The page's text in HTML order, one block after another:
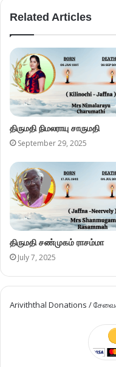
Related Articles
திருமதி நிமலராயு சாருமதி
September 29, 2025
திருமதி சண்முகம் ராசம்மா
July 7, 2025
Ariviththal Donations /